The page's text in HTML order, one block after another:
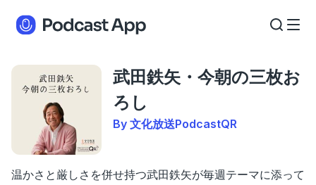
武田鉄矢・今朝の三枚お
ろし
By 文化放送PodcastQR
温かさと厳しさを併せ持つ武田鉄矢が毎週テーマに添って